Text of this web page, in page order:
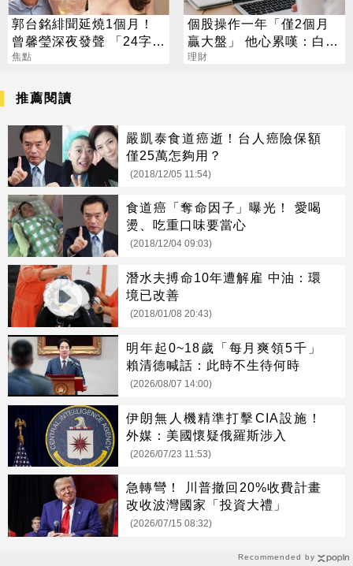
郭台銘緋聞延燒1個月！
曾馨瑩深夜發聲 「24字」
吐盡最心繫的事
焦點
個股操作一年「僅2個月
贏大盤」 他心累嘆：白忙
一場
理財
Recommended by
推薦閱讀
嚴凱泰食道癌逝！台人癌險保額
僅25萬怎夠用？
(2018/12/05 11:54)
食道癌「奪命因子」曝光！ 愛喝
燙、吃重口味要當心
(2018/12/04 09:03)
潛水夫搏命10年遭解雇 中油：環
境已改善
(2018/01/08 20:43)
明年起0~18歲「每月爽領5千」
賴清德喊話：此時不生待何時
(2026/08/07 14:00)
伊朗無人機精準打擊CIA設施！
外媒：美國懷疑俄羅斯涉入
(2026/07/23 11:53)
急轉彎！ 川普撤回20%收費計畫
改收波灣國家「投資大禮」
(2026/07/15 08:32)